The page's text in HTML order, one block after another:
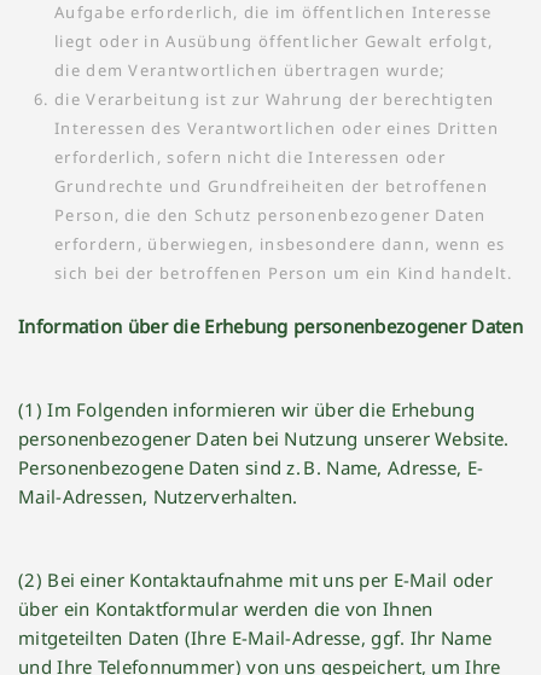
Aufgabe erforderlich, die im öffentlichen Interesse
liegt oder in Ausübung öffentlicher Gewalt erfolgt,
die dem Verantwortlichen übertragen wurde;
die Verarbeitung ist zur Wahrung der berechtigten
Interessen des Verantwortlichen oder eines Dritten
erforderlich, sofern nicht die Interessen oder
Grundrechte und Grundfreiheiten der betroffenen
Person, die den Schutz personenbezogener Daten
erfordern, überwiegen, insbesondere dann, wenn es
sich bei der betroffenen Person um ein Kind handelt.
Information über die Erhebung personenbezogener Daten
(1) Im Folgenden informieren wir über die Erhebung
personenbezogener Daten bei Nutzung unserer Website.
Personenbezogene Daten sind z. B. Name, Adresse, E-
Mail-Adressen, Nutzerverhalten.
(2) Bei einer Kontaktaufnahme mit uns per E-Mail oder
über ein Kontaktformular werden die von Ihnen
mitgeteilten Daten (Ihre E-Mail-Adresse, ggf. Ihr Name
und Ihre Telefonnummer) von uns gespeichert, um Ihre